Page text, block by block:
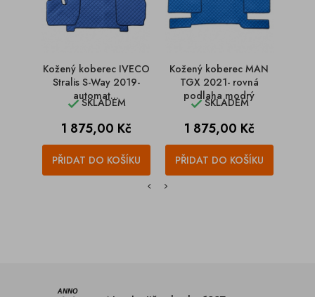
Kožený koberec IVECO
Stralis S-Way 2019-
automat...
SKLADEM
Cena
1 875,00 Kč
PŘIDAT DO KOŠÍKU
Kožený koberec MAN
TGX 2021- rovná
podlaha modrý
SKLADEM
Cena
1 875,00 Kč
PŘIDAT DO KOŠÍKU